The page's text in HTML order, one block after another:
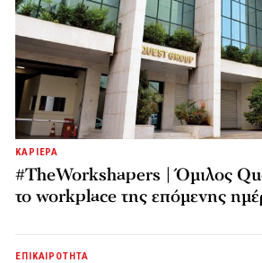
ΚΑΡΙΕΡΑ
#TheWorkshapers | Όμιλος
το workplace της επόμενης
ΕΠΙΚΑΙΡΟΤΗΤΑ